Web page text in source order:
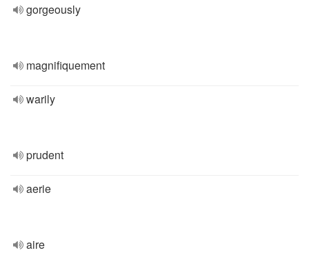
gorgeously
magnifiquement
warily
prudent
aerie
aire